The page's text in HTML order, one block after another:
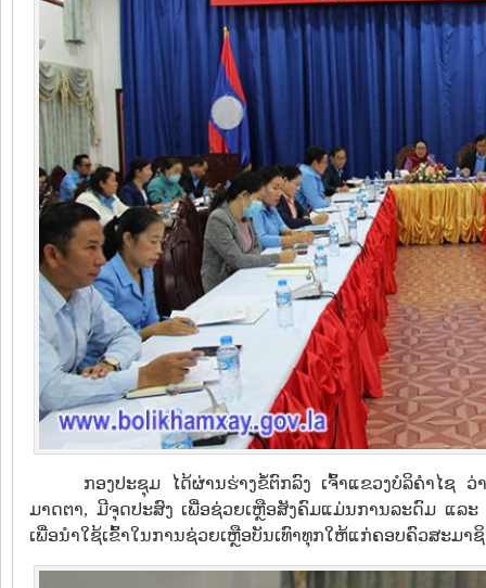
ກອງປະຊຸມ ໄດ້ຜ່ານຮ່າງຂໍ້ຕົກລົງ ເຈົ້າແຂວງບໍລິຄຳໄຊ
ມາດຕາ, ມີຈຸດປະສົງ ເພື່ອຊ່ວຍເຫຼືອສັງຄົມແມ່ນການລະດົມ ແລ
ເພື່ອນຳໃຊ້ເຂົ້າໃນການຊ່ວຍເຫຼືອບັນເທົາທຸກໃຫ້ແກ່ຄອບຄົວສະມາ